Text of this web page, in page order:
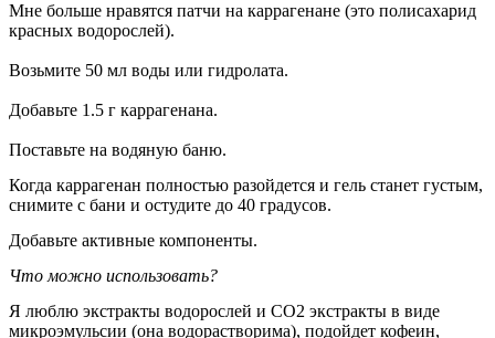
Мне больше нравятся патчи на каррагенане (это полисахарид
красных водорослей).
Возьмите 50 мл воды или гидролата.
Добавьте 1.5 г каррагенана.
Поставьте на водяную баню.
Когда каррагенан полностью разойдется и гель станет густым,
снимите с бани и остудите до 40 градусов.
Добавьте активные компоненты.
Что можно использовать?
Я люблю экстракты водорослей и СО2 экстракты в виде
микроэмульсии (она водорастворима), подойдет кофеин,